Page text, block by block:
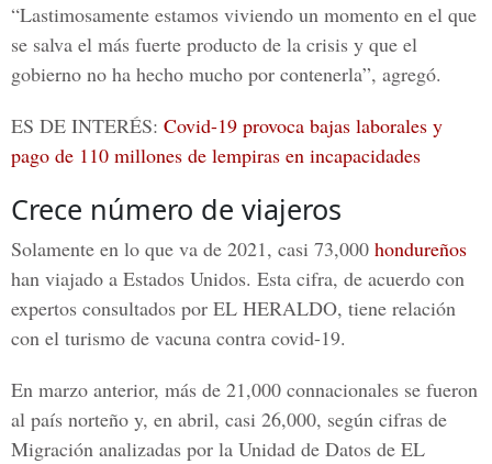
“Lastimosamente estamos viviendo un momento en el que
se salva el más fuerte producto de la crisis y que el
gobierno no ha hecho mucho por contenerla”, agregó.
ES DE INTERÉS: Covid-19 provoca bajas laborales y
pago de 110 millones de lempiras en incapacidades
Crece número de viajeros
Solamente en lo que va de 2021, casi 73,000 hondureños
han viajado a Estados Unidos. Esta cifra, de acuerdo con
expertos consultados por EL HERALDO, tiene relación
con el turismo de vacuna contra covid-19.
En marzo anterior, más de 21,000 connacionales se fueron
al país norteño y, en abril, casi 26,000, según cifras de
Migración analizadas por la Unidad de Datos de EL